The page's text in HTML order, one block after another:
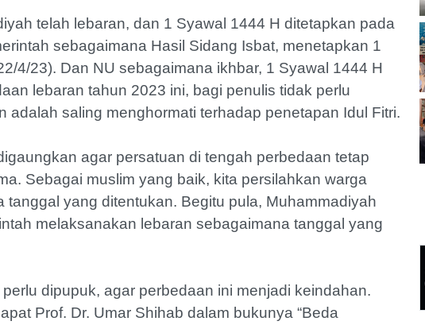
telah lebaran, dan 1 Syawal 1444 H ditetapkan pada
sebagaimana Hasil Sidang Isbat, menetapkan 1
4/23). Dan NU sebagaimana ikhbar, 1 Syawal 1444 H
lebaran tahun 2023 ini, bagi penulis tidak perlu
adalah saling menghormati terhadap penetapan Idul Fitri.
agar persatuan di tengah perbedaan tetap
Sebagai muslim yang baik, kita persilahkan warga
tanggal yang ditentukan. Begitu pula, Muhammadiyah
melaksanakan lebaran sebagaimana tanggal yang
dipupuk, agar perbedaan ini menjadi keindahan.
Prof. Dr. Umar Shihab dalam bukunya “Beda